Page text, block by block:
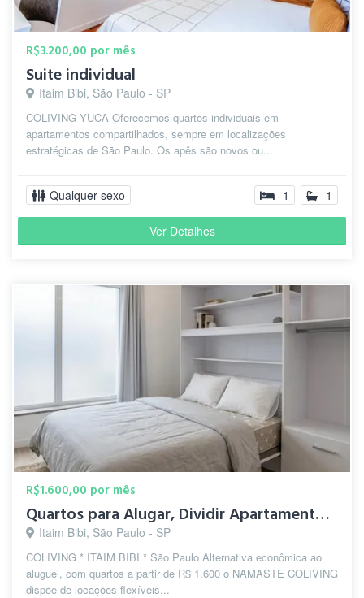
R$3.200,00 por mês
Suite individual
Itaim Bibi, São Paulo - SP
COLIVING YUCA Oferecemos quartos individuais em
apartamentos compartilhados, sempre em localizações
estratégicas de São Paulo. Os apês são novos ou...
Qualquer sexo 1 1
Ver Detalhes
R$1.600,00 por mês
Quartos para Alugar, Dividir Apartamento • Itaim Bibi
Itaim Bibi, São Paulo - SP
COLIVING * ITAIM BIBI * São Paulo Alternativa econômica ao
aluguel, com quartos a partir de R$ 1.600 o NAMASTE COLIVING
dispõe de locações flexíveis...